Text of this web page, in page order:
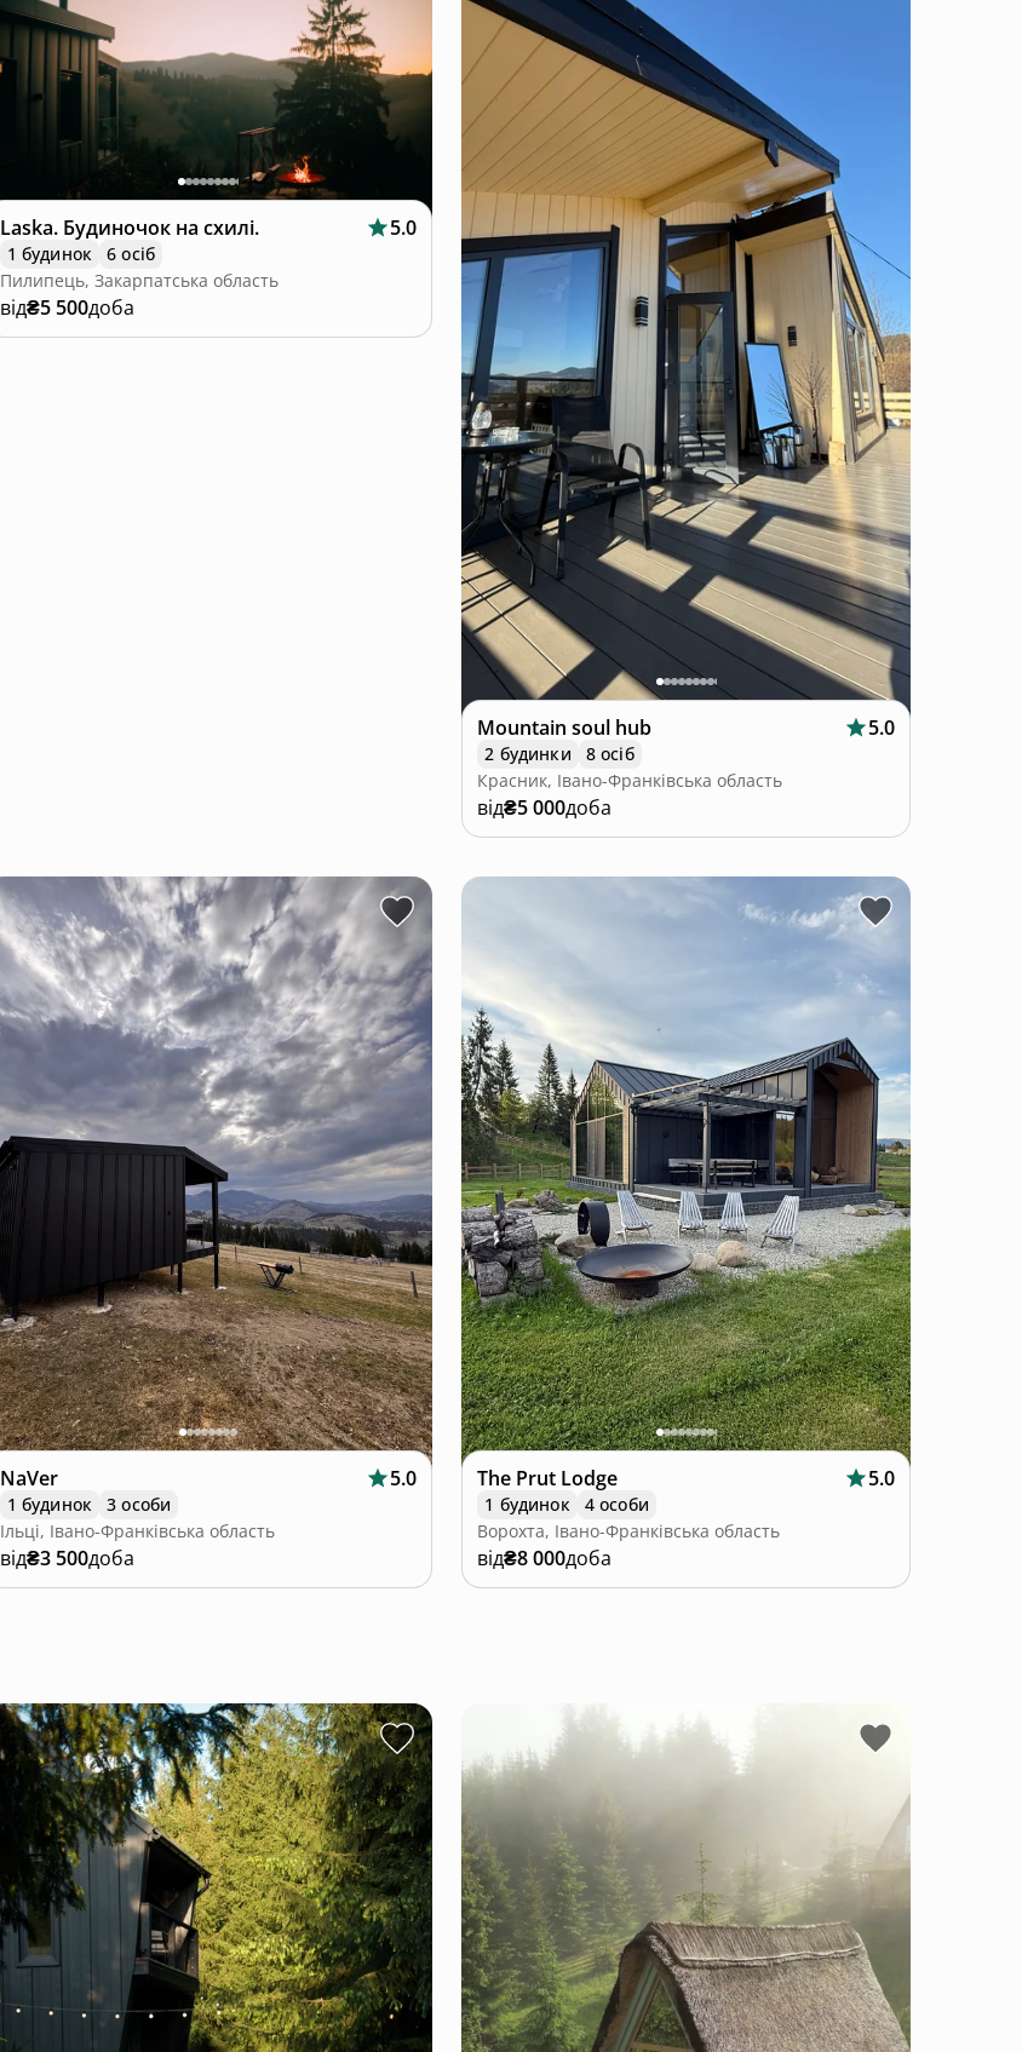
Laska. Будиночок на схилі. 5.0
1 будинок
6 осіб
Пилипець, Закарпатська область
від₴5 500доба
Mountain soul hub 5.0
2 будинки
8 осіб
Красник, Івано-Франківська область
від₴5 000доба
NaVer 5.0
1 будинок
3 особи
Ільці, Івано-Франківська область
від₴3 500доба
The Prut Lodge 5.0
1 будинок
4 особи
Ворохта, Івано-Франківська область
від₴8 000доба